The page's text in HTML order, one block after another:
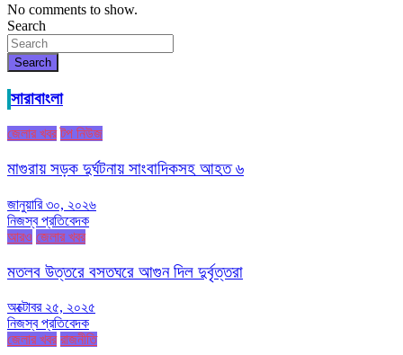
No comments to show.
Search
Search
সারাবাংলা
জেলার খবর টপ নিউজ
মাগুরায় সড়ক দুর্ঘটনায় সাংবাদিকসহ আহত ৬
জানুয়ারি ৩০, ২০২৬
নিজস্ব প্রতিবেদক
আরও জেলার খবর
মতলব উত্তরে বসতঘরে আগুন দিল দুর্বৃত্তরা
অক্টোবর ২৫, ২০২৫
নিজস্ব প্রতিবেদক
জেলার খবর রাজনীতি